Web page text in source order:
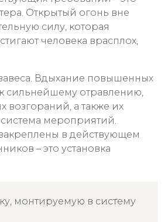
Открытый огонь вне
силу, которая
человека врасплох,
Вдыхание повышенных
сильнейшему отравлению,
а также их
мероприятий.
в действующем
– это установка
монтируемую в систему